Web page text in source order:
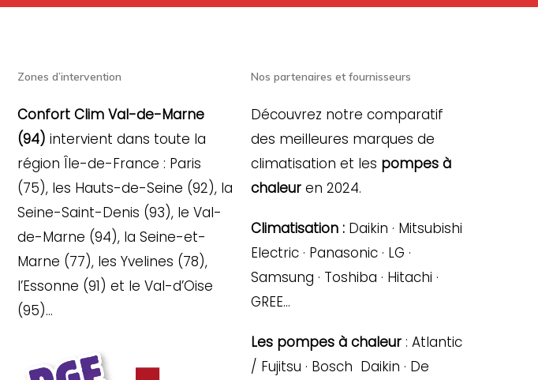
Zones d’intervention
Confort Clim Val-de-Marne
(94) intervient dans toute la
région Île-de-France : Paris
(75), les Hauts-de-Seine (92), la
Seine-Saint-Denis (93), le Val-
de-Marne (94), la Seine-et-
Marne (77), les Yvelines (78),
l’Essonne (91) et le Val-d’Oise
(95)…
Nos partenaires et fournisseurs
Découvrez notre comparatif
des meilleures marques de
climatisation et les pompes à
chaleuren 2024.
Climatisation : Daikin · Mitsubishi
Electric · Panasonic · LG ·
Samsung · Toshiba · Hitachi ·
GREE…
Les pompes à chaleur : Atlantic
/ Fujitsu · Bosch Daikin · De